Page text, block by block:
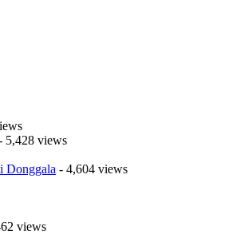
5,428 views
Donggala - 4,604 views
views